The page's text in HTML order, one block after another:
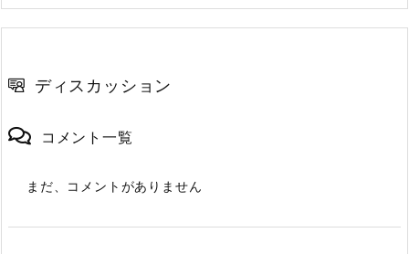
ディスカッション
コメント一覧
まだ、コメントがありません